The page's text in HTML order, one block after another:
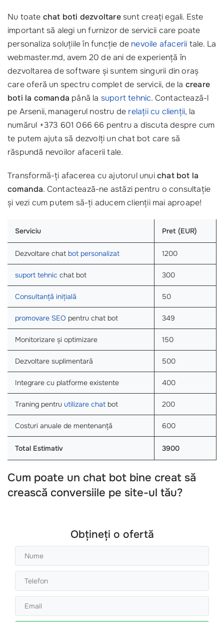
Nu toate chat boti dezvoltaresunt creați egali. Este
important să alegi un furnizor de servicii care poate
personaliza soluțiile în funcție de nevoile afacerii tale. La
webmaster.md, avem 20 de ani de experiență în
dezvoltarea de software și suntem singurii din oraș
care oferă un spectru complet de servicii, de la creare
boti la comanda până la suport tehnic. Contactează-l
pe Arsenii, managerul nostru de relații cu clienții, la
numărul +373 601 066 66 pentru a discuta despre cum
te putem ajuta să dezvolți un chat bot care să
răspundă nevoilor afacerii tale.
Transformă-ți afacerea cu ajutorul unuichat bot la
comanda. Contactează-ne astăzi pentru o consultație
și vezi cum putem să-ți aducem clienții mai aproape!
Serviciu Pret (EUR)
Dezvoltare chat bot personalizat 1200
suport tehnic chat bot 300
Consultanță inițială 50
promovare SEO pentru chat bot 349
Monitorizare și optimizare 150
Dezvoltare suplimentară 500
Integrare cu platforme existente 400
Traning pentru utilizare chat bot 200
Costuri anuale de mentenanță 600
Total Estimativ 3900
Cum poate un chat bot bine creat să
crească conversiile pe site-ul tău?
Obțineți o ofertă